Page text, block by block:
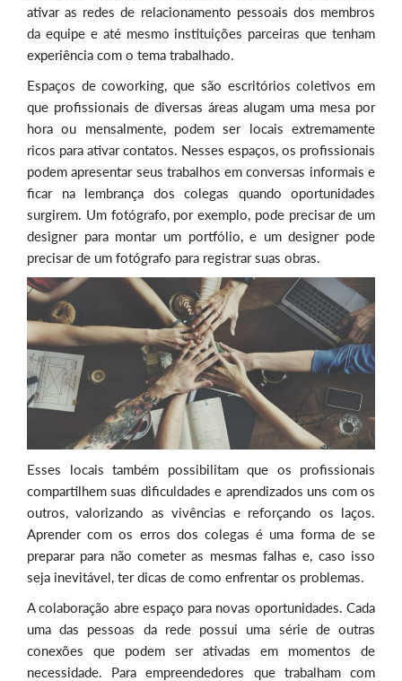
ativar as redes de relacionamento pessoais dos membros
da equipe e até mesmo instituições parceiras que tenham
experiência com o tema trabalhado.
Espaços de coworking, que são escritórios coletivos em
que profissionais de diversas áreas alugam uma mesa por
hora ou mensalmente, podem ser locais extremamente
ricos para ativar contatos. Nesses espaços, os profissionais
podem apresentar seus trabalhos em conversas informais e
ficar na lembrança dos colegas quando oportunidades
surgirem. Um fotógrafo, por exemplo, pode precisar de um
designer para montar um portfólio, e um designer pode
precisar de um fotógrafo para registrar suas obras.
Esses locais também possibilitam que os profissionais
compartilhem suas dificuldades e aprendizados uns com os
outros, valorizando as vivências e reforçando os laços.
Aprender com os erros dos colegas é uma forma de se
preparar para não cometer as mesmas falhas e, caso isso
seja inevitável, ter dicas de como enfrentar os problemas.
A colaboração abre espaço para novas oportunidades. Cada
uma das pessoas da rede possui uma série de outras
conexões que podem ser ativadas em momentos de
necessidade. Para empreendedores que trabalham com